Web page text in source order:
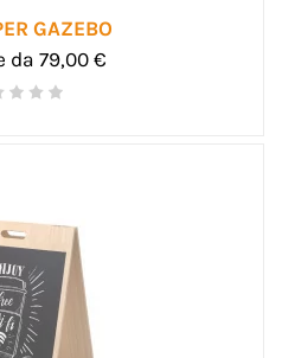
GAZEBO
da 79,00 €